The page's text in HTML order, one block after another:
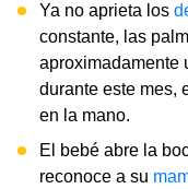
Ya no aprieta los
constante, las
aproximadamente
durante este mes,
en la mano.
El bebé abre la
reconoce a su